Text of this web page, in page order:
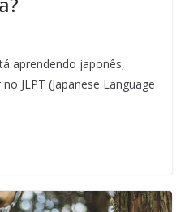
aprendendo japonês,
JLPT (Japanese Language